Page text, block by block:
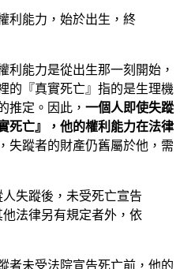
利能力，始於出生，終
利能力是從出生那一刻開始，
的『真實死亡』指的是生理機
推定。因此， 一個人即使失蹤
死亡』，他的權利能力在法律
失蹤者的財產仍舊屬於他，需
人失蹤後，未受死亡宣告
法律另有規定者外，依
者未受法院宣告死亡前，他的